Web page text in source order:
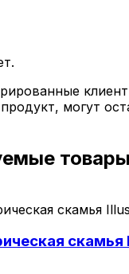
могут
товары
скамья